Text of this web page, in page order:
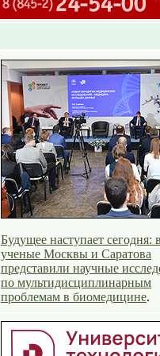
Будущее наступает сегодня:
ученые Москвы и Саратова
представили научные
по мультидисциплинарным
проблемам в биомедицине.